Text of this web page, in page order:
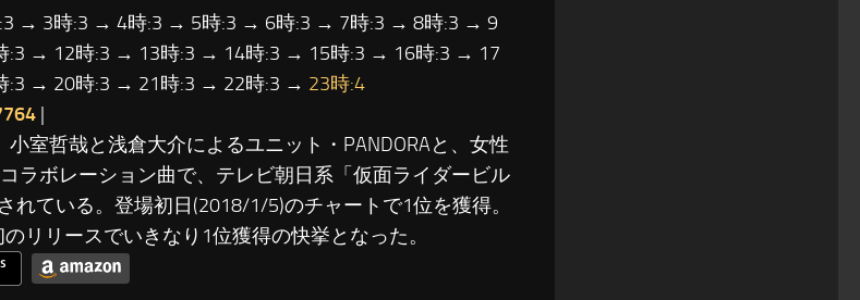
→ 3時:3 → 4時:3 → 5時:3 → 6時:3 → 7時:3 → 8時:3 → 9
:3 → 12時:3 → 13時:3 → 14時:3 → 15時:3 → 16時:3 → 17
:3 → 20時:3 → 21時:3 → 22時:3 → 23時:4
|
小室哲哉と浅倉大介によるユニット・PANDORAと、女性
ラボレーション曲で、テレビ朝日系「仮面ライダービル
れている。登場初日(2018/1/5)のチャートで1位を獲得。
のリリースでいきなり1位獲得の快挙となった。